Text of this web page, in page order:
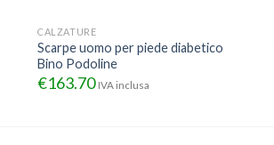
CALZATURE
Scarpe uomo per piede diabetico
Bino Podoline
€163.70 IVA inclusa